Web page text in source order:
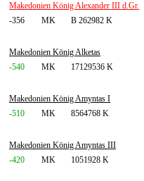
Makedonien König Alexander III d.Gr.
-356
MK B 262982 K
Makedonien König Alketas
-540
MK 17129536 K
Makedonien König Amyntas I
-510
MK 8564768 K
Makedonien König Amyntas III
-420
MK 1051928 K